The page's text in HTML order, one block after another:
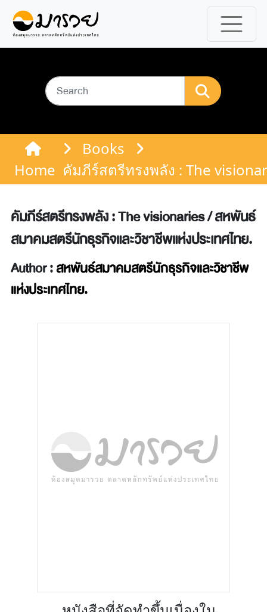
Home
Books
คัมภีร์สตรีทรงพลัง : The
คัมภีร์สตรีทรงพลัง : The visionaries / สหพันธ์
สมาคมสตรีนักธุรกิจและวิชาชีพแห่งประเทศไทย.
Author :สหพันธ์สมาคมสตรีนักธุรกิจและวิชาชีพ
แห่งประเทศไทย.